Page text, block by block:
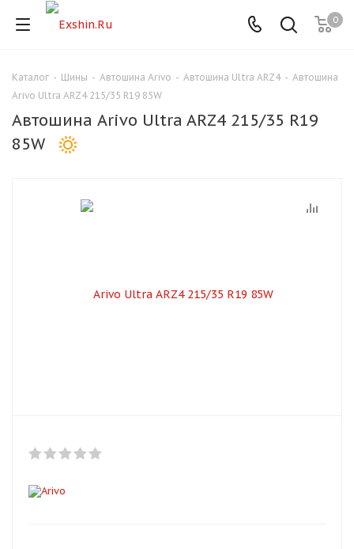
0
Каталог - Шины - Автошина Arivo - Автошина Ultra ARZ4 - Автошина
Arivo Ultra ARZ4 215/35 R19 85W
Автошина Arivo Ultra ARZ4 215/35 R19
85W
Для клиентов всех банков
Разбейте
оплату
Оплачивайте сегодня только